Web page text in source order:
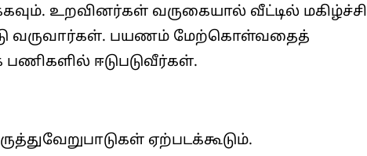
உறவினர்கள் வருகையால் வீட்டில் மகிழ்ச்சி
வருவார்கள். பயணம் மேற்கொள்வதைத்
ஈடுபடுவீர்கள்.
ஏற்படக்கூடும்.